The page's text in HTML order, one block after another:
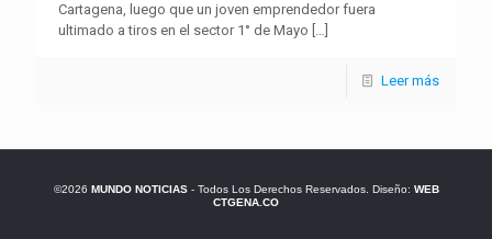
Cartagena, luego que un joven emprendedor fuera
ultimado a tiros en el sector 1° de Mayo […]
Leer más
©2026 MUNDO NOTICIAS- Todos Los Derechos Reservados. Diseño: WEB
CTGENA.CO